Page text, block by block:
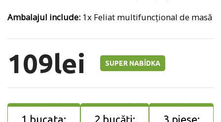
Ambalajul include: 1x Feliat multifuncțional de masă
109lei SUPER NABÍDKA